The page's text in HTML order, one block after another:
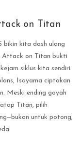
on Titan
bikin kita dash ulang
Attack on Titan bukti
siklus kita sendiri.
Isayama ciptakan
Meski ending goyah
Titan, pilih
untuk potong,